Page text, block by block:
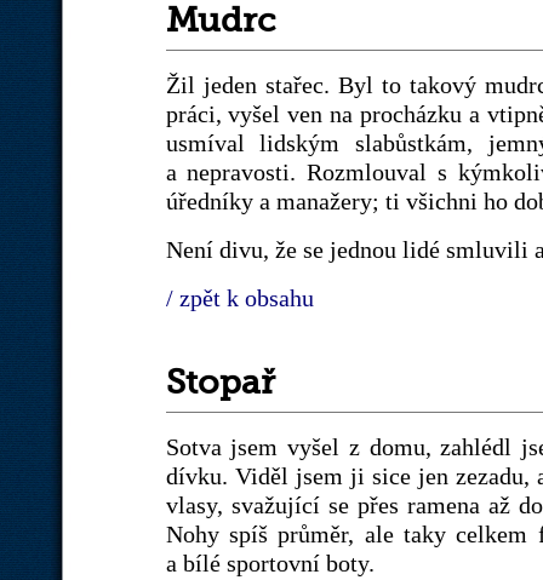
Mudrc
Žil jeden stařec. Byl to takový
práci, vyšel ven na procházku a
usmíval lidským slabůstkám,
a nepravosti. Rozmlouval s
úředníky a manažery; ti všichni ho
Není divu, že se jednou lidé smluvili
/ zpět k obsahu
Stopař
Sotva jsem vyšel z domu, zahlédl
dívku. Viděl jsem ji sice jen zezadu,
vlasy, svažující se přes ramena až
Nohy spíš průměr, ale taky celkem
a bílé sportovní boty.